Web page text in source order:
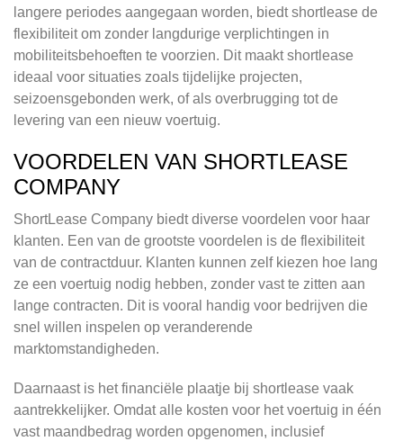
langere periodes aangegaan worden, biedt shortlease de
flexibiliteit om zonder langdurige verplichtingen in
mobiliteitsbehoeften te voorzien. Dit maakt shortlease
ideaal voor situaties zoals tijdelijke projecten,
seizoensgebonden werk, of als overbrugging tot de
levering van een nieuw voertuig.
VOORDELEN VAN SHORTLEASE
COMPANY
ShortLease Company biedt diverse voordelen voor haar
klanten. Een van de grootste voordelen is de flexibiliteit
van de contractduur. Klanten kunnen zelf kiezen hoe lang
ze een voertuig nodig hebben, zonder vast te zitten aan
lange contracten. Dit is vooral handig voor bedrijven die
snel willen inspelen op veranderende
marktomstandigheden.
Daarnaast is het financiële plaatje bij shortlease vaak
aantrekkelijker. Omdat alle kosten voor het voertuig in één
vast maandbedrag worden opgenomen, inclusief